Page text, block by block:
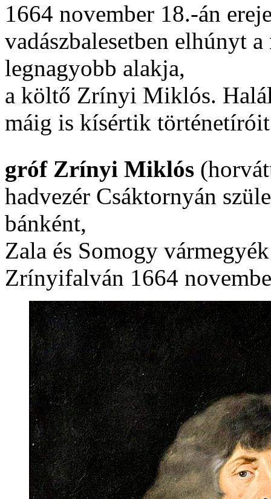
1664 november 18.-án
vadászbalesetben elhúnyt
legnagyobb alakja,
a költő Zrínyi Miklós.
máig is kísértik
gróf Zrínyi Miklós
hadvezér Csáktornyán
bánként,
Zala és Somogy
Zrínyifalván 1664